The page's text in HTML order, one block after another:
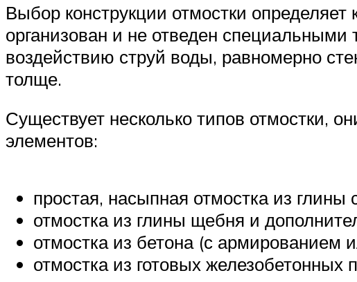
Выбор конструкции отмостки
организован и не отведен специальными
воздействию струй воды, равномерно
толще.
Существует несколько типов отмостки,
элементов:
простая, насыпная отмостка из
отмостка из глины щебня и
отмостка из бетона (с армированием
отмостка из готовых железобетонных